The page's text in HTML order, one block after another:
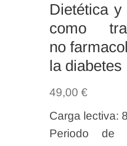
Dietética y
como
no
la diabetes
49,00 €
Carga lectiva:
Periodo de